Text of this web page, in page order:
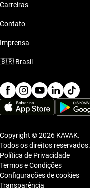
Carreiras
Contato
Imprensa
🇧🇷 Brasil
Copyright © 2026 KAVAK.
Todos os direitos reservados.
Política de Privacidade
Termos e Condições
Configurações de cookies
Transparência